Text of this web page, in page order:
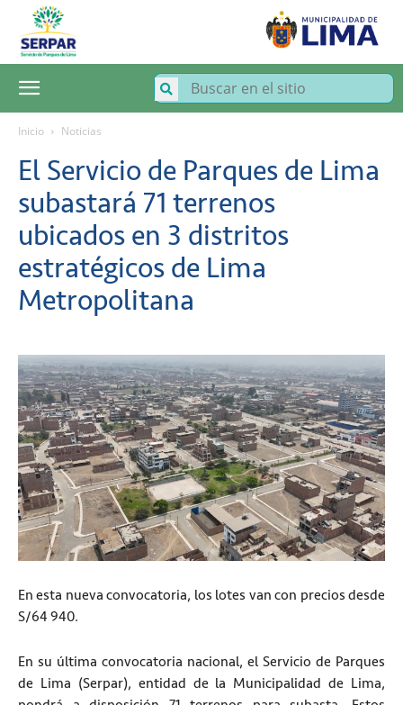
SERPAR
Servicio
de
Parques
Inicio Noticias
El Servicio de Parques de Lima
subastará 71 terrenos
ubicados en 3 distritos
estratégicos de Lima
Metropolitana
En esta nueva convocatoria, los lotes van con precios desde
S/64 940.
En su última convocatoria nacional, el Servicio de Parques
de Lima (Serpar), entidad de la Municipalidad de Lima,